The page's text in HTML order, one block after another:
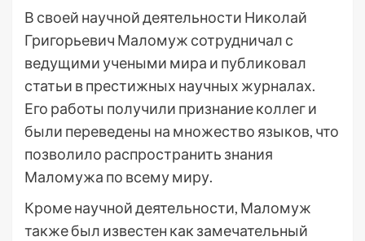
В своей научной деятельности Николай
Григорьевич Маломуж сотрудничал с
ведущими учеными мира и публиковал
статьи в престижных научных журналах.
Его работы получили признание коллег и
были переведены на множество языков, что
позволило распространить знания
Маломужа по всему миру.
Кроме научной деятельности, Маломуж
также был известен как замечательный